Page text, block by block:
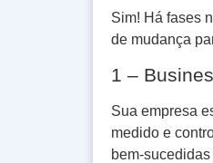
Sim! Há fases
de mudança
1 –
Sua empresa
medido e
bem-